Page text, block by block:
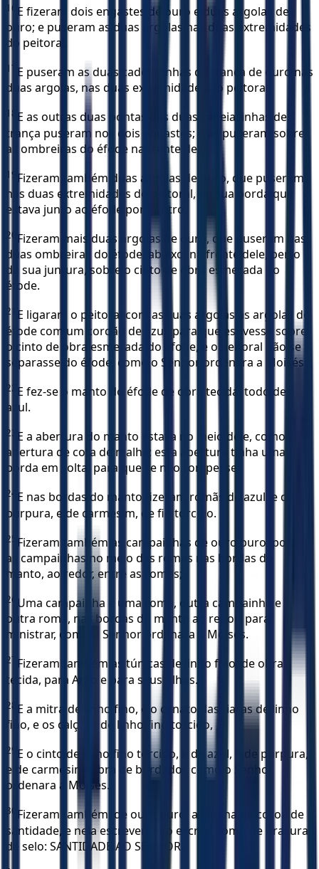
16 E fizeram dois engastes de ouro e duas argolas de
ouro; e puseram as duas argolas nas duas extremidades
do peitoral.
17 E puseram as duas cadeiazinhas de trança de ouro nas
duas argolas, nas duas extremidades do peitoral.
18 E as outras duas pontas das duas cadeiazinhas de
trança puseram nos dois engastes; e as puseram sobre
as ombreiras do éfode na frente dele.
19 Fizeram também duas argolas de ouro, que puseram
nas duas extremidades do peitoral, na sua borda que
estava junto ao éfode por dentro.
20 Fizeram mais duas argolas de ouro, que puseram nas
duas ombreiras do éfode, abaixo, na frente dele, perto
da sua juntura, sobre o cinto de obra esmerada do
éfode.
21
E ligaram o peitoral com as suas argolas às argolas do
éfode com um cordão de azul, para que estivesse sobre
o cinto de obra esmerada do éfode, e o peitoral não se
separasse do éfode, como o Senhor ordenara a Moisés.
22 E fez-se o manto do éfode de obra tecida, todo de
azul.
23 E a abertura do manto estava no meio dele, como
abertura de cota de malha; esta abertura tinha uma
borda em volta, para que se não rompesse.
24 E nas bordas do manto fizeram romãs de azul, e de
púrpura, e de carmesim, de fio torcido.
25 Fizeram também as campainhas de ouro puro, pondo
as campainhas no meio das romãs nas bordas do
manto, ao redor, entre as romãs;
26 Uma campainha e uma romã, outra campainha e
outra romã, nas bordas do manto ao redor; para
ministrar, como o Senhor ordenara a Moisés.
27 Fizeram também as túnicas de linho fino, de obra
tecida, para Arão e para seus filhos.
28 E a mitra de linho fino, e o ornato das tiaras de linho
fino, e os calções de linho fino torcido,
29 E o cinto de linho fino torcido, e de azul, e de púrpura,
e de carmesim, obra de bordador, como o Senhor
ordenara a Moisés.
30 Fizeram também, de ouro puro, a lâmina da coroa de
santidade, e nela escreveram o escrito como de gravura
de selo: SANTIDADE AO SENHOR.